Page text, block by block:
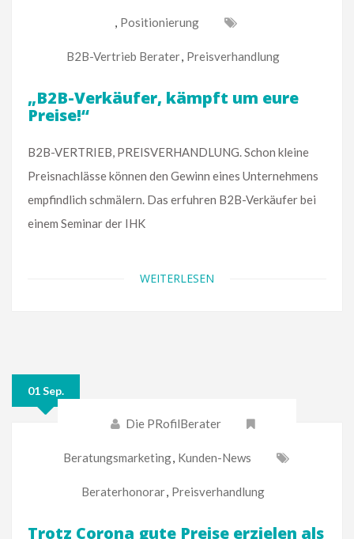
, Positionierung
B2B-Vertrieb Berater, Preisverhandlung
„B2B-Verkäufer, kämpft um eure
Preise!“
B2B-VERTRIEB, PREISVERHANDLUNG. Schon kleine
Preisnachlässe können den Gewinn eines Unternehmens
empfindlich schmälern. Das erfuhren B2B-Verkäufer bei
einem Seminar der IHK
WEITERLESEN
01 Sep.
Die PRofilBerater
Beratungsmarketing, Kunden-News
Beraterhonorar, Preisverhandlung
Trotz Corona gute Preise erzielen als